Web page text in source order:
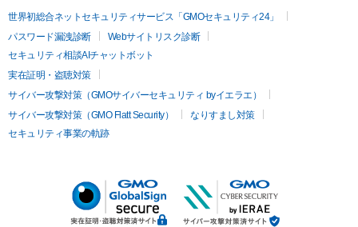
世界初総合ネットセキュリティサービス「GMOセキュリティ24」
パスワード漏洩診断
Webサイトリスク診断
セキュリティ相談AIチャットボット
実在証明・盗聴対策
サイバー攻撃対策（GMOサイバーセキュリティ byイエラエ）
サイバー攻撃対策（GMO Flatt Security）
なりすまし対策
セキュリティ事業の軌跡